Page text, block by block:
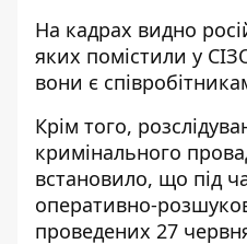
На кадрах видно
яких помістили у
вони є
Крім того,
кримінального
встановило, що під
оперативно-
проведених 27